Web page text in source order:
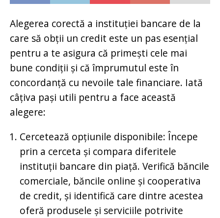
Alegerea corectă a instituției bancare de la
care să obții un credit este un pas esențial
pentru a te asigura că primești cele mai
bune condiții și că împrumutul este în
concordanță cu nevoile tale financiare. Iată
câțiva pași utili pentru a face această
alegere:
Cercetează opțiunile disponibile: Începe
prin a cerceta și compara diferitele
instituții bancare din piață. Verifică băncile
comerciale, băncile online și cooperativa
de credit, și identifică care dintre acestea
oferă produsele și serviciile potrivite